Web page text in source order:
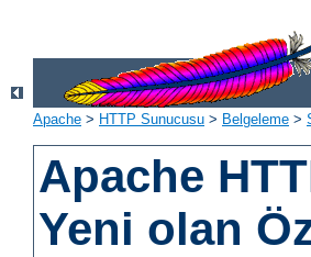
Apache > HTTP Sunucusu > Belgeleme >
Apache
Yeni olan